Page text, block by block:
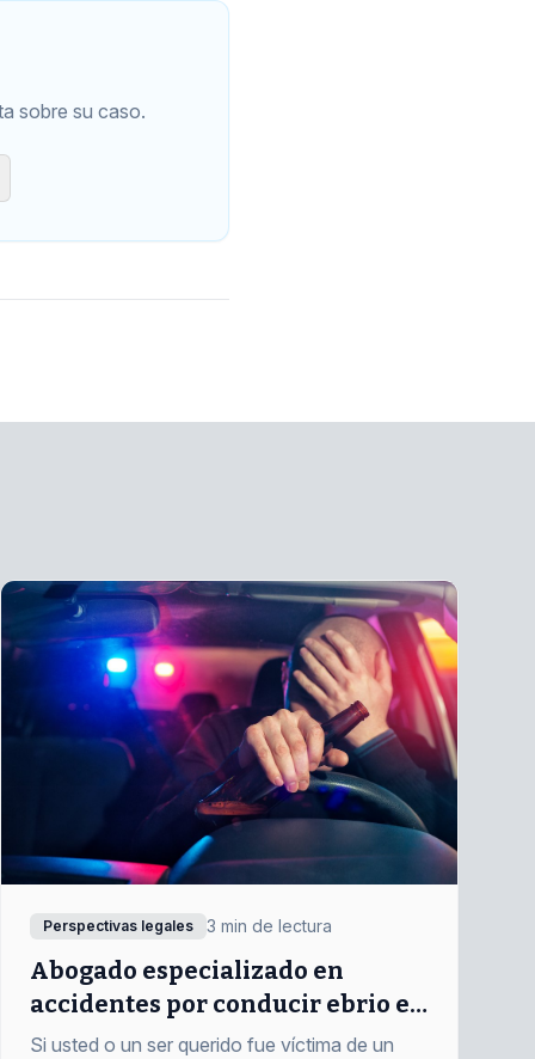
sobre su caso.
Perspectivas legales 3 min de lectura
Abogado especializado en
accidentes por conducir ebrio en
Danbury, CT | Si no gana, no paga
Si usted o un ser querido fue víctima de un